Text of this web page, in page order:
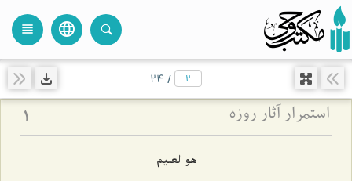
language
view_headline
/
24
استمرار آثار روزه 1
هو العلیم